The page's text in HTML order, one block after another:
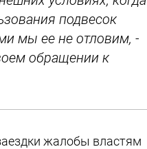
подвесок
мы ее не отловим, -
обращении к
жалобы властям